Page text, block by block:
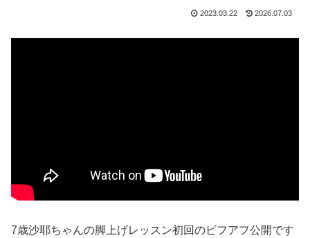
2023.03.22 2026.07.03
7歳沙耶ちゃんの脚上げレッスン初回のビフアフ公開です